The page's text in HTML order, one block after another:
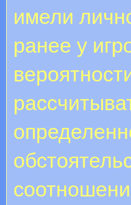
имели
ранее у